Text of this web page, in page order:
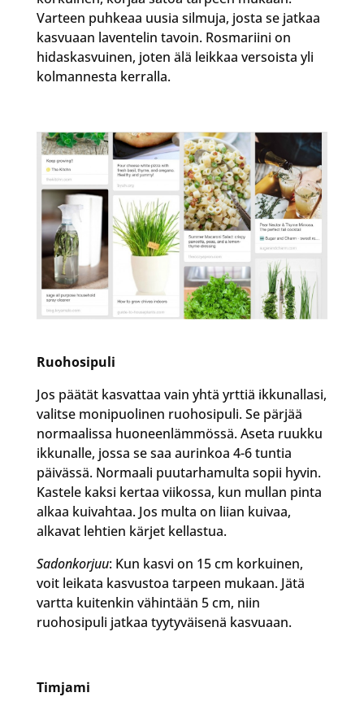
Varteen puhkeaa uusia silmuja, josta se jatkaa
kasvuaan laventelin tavoin. Rosmariini on
hidaskasvuinen, joten älä leikkaa versoista yli
kolmannesta kerralla.
Ruohosipuli
Jos päätät kasvattaa vain yhtä yrttiä ikkunallasi,
valitse monipuolinen ruohosipuli. Se pärjää
normaalissa huoneenlämmössä. Aseta ruukku
ikkunalle, jossa se saa aurinkoa 4-6 tuntia
päivässä. Normaali puutarhamulta sopii hyvin.
Kastele kaksi kertaa viikossa, kun mullan pinta
alkaa kuivahtaa. Jos multa on liian kuivaa,
alkavat lehtien kärjet kellastua.
Sadonkorjuu: Kun kasvi on 15 cm korkuinen,
voit leikata kasvustoa tarpeen mukaan. Jätä
vartta kuitenkin vähintään 5 cm, niin
ruohosipuli jatkaa tyytyväisenä kasvuaan.
Timjami